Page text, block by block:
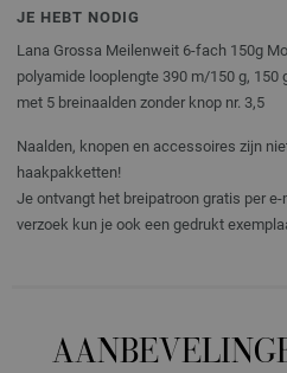
JE HEBT NODIG
Lana Grossa Meilenweit 6-fach 150g
polyamide looplengte 390 m/150 g,
met 5 breinaalden zonder knop nr. 3,5
Naalden, knopen en accessoires zijn
haakpakketten!
Je ontvangt het breipatroon gratis per
verzoek kun je ook een gedrukt